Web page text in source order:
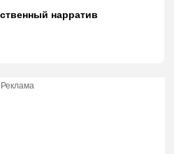
нарратив
Реклама